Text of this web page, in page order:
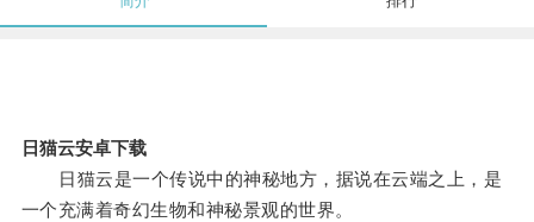
日猫云安卓下载
日猫云是一个传说中的神秘地方，据说在云端之上，是
一个充满着奇幻生物和神秘景观的世界。